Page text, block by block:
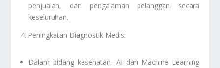
penjualan, dan pengalaman pelanggan secara
keseluruhan.
4. Peningkatan Diagnostik Medis:
Dalam bidang kesehatan, AI dan Machine Learning